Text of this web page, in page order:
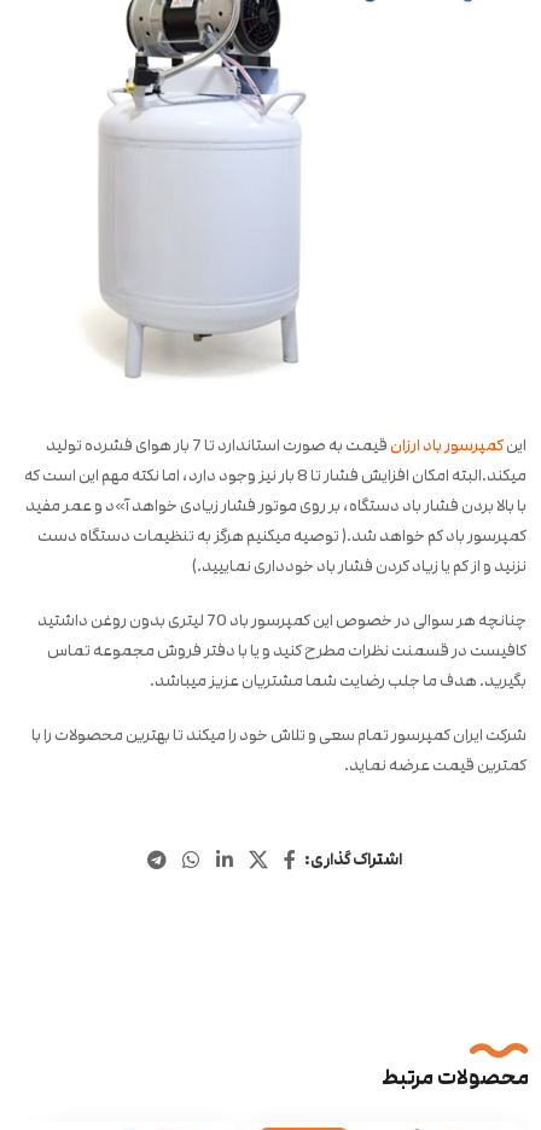
اینکمپرسور باد ارزان
قیمت به صورت استاندارد تا 7 بار هوای فشرده تولید
میکند.البته امکان افزایش فشار تا 8 بار نیز وجود دارد، اما نکته مهم این است که
با بالا بردن فشار باد دستگاه، بر روی موتور فشار زیادی خواهد آ»د و عمر مفید
کمپرسور باد کم خواهد شد.( توصیه میکنیم هرگز به تنظیمات دستگاه دست
نزنید و از کم یا زیاد کردن فشار باد خودداری نماییید.)
چنانچه هر سوالی در خصوص این کمپرسور باد 70 لیتری بدون روغن داشتید
کافیست در قسمنت نظرات مطرح کنید و یا با دفتر فروش مجموعه تماس
بگیرید. هدف ما جلب رضایت شما مشتریان عزیز میباشد.
شرکت ایران کمپرسور تمام سعی و تلاش خود را میکند تا بهترین محصولات را با
کمترین قیمت عرضه نماید.
اشتراک گذاری:
محصولات مرتبط